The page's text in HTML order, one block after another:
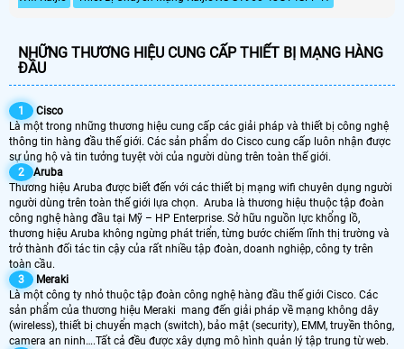
NHỮNG THƯƠNG HIỆU CUNG CẤP THIẾT BỊ MẠNG HÀNG
ĐẦU
1
Cisco
Là một trong những thương hiệu cung cấp các giải pháp và thiết bị công nghệ
thông tin hàng đầu thế giới. Các sản phẩm do Cisco cung cấp luôn nhận được
sự ủng hộ và tin tưởng tuyệt vời của người dùng trên toàn thế giới.
2
Aruba
Thương hiệu Aruba được biết đến với các thiết bị mạng wifi chuyên dụng người
người dùng trên toàn thế giới lựa chọn. Aruba là thương hiệu thuộc tập đoàn
công nghệ hàng đầu tại Mỹ – HP Enterprise. Sở hữu nguồn lực khổng lồ,
thương hiệu Aruba không ngừng phát triển, từng bước chiếm lĩnh thị trường và
trở thành đối tác tin cậy của rất nhiều tập đoàn, doanh nghiệp, công ty trên
toàn cầu.
3
Meraki
Là một công ty nhỏ thuộc tập đoàn công nghệ hàng đầu thế giới Cisco. Các
sản phẩm của thương hiệu Meraki mang đến giải pháp về mạng không dây
(wireless), thiết bị chuyển mạch (switch), bảo mật (security), EMM, truyền thông,
camera an ninh….Tất cả đều được xây dựng mô hình quản lý tập trung từ web.